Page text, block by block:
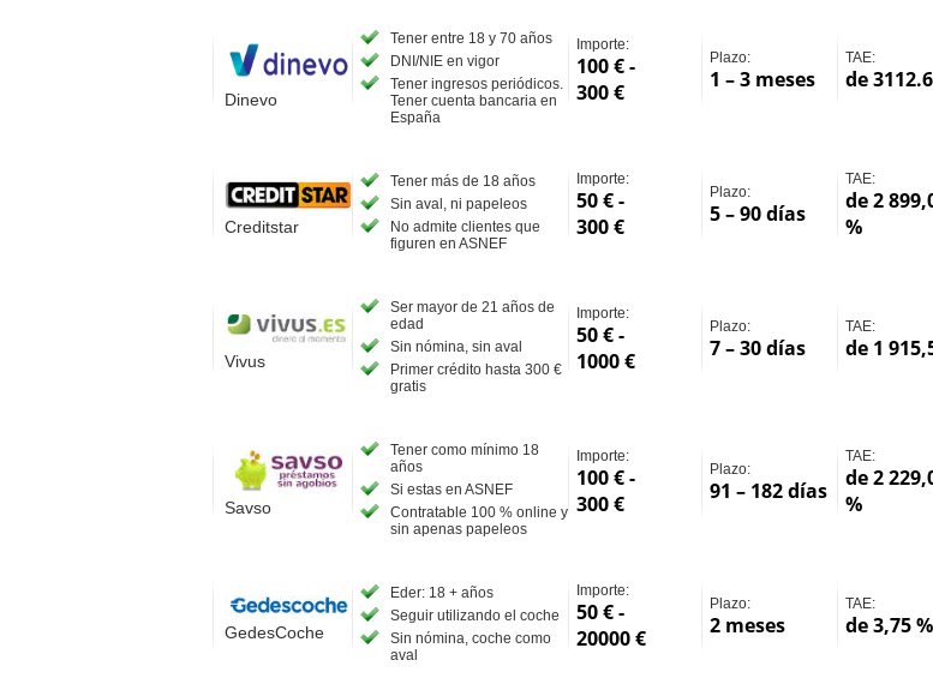
Dinevo
Tener entre 18 y 70 años
DNI/NIE en vigor
Tener ingresos periódicos.
Tener cuenta bancaria en
España
Importe:
100 € -
300 €
Plazo:
1 – 3 meses
TAE:
de
Creditstar
Tener más de 18 años
Sin aval, ni papeleos
No admite clientes que
figuren en ASNEF
Importe:
50 € -
300 €
Plazo:
5 – 90 días
TAE:
de 2
%
Vivus
Ser mayor de 21 años de
edad
Sin nómina, sin aval
Primer crédito hasta 300 €
gratis
Importe:
50 € -
1000 €
Plazo:
7 – 30 días
TAE:
de 1
Savso
Tener como mínimo 18
años
Si estas en ASNEF
Contratable 100 % online y
sin apenas papeleos
Importe:
100 € -
300 €
Plazo:
91 – 182 días
TAE:
de 2
%
GedesCoche
Eder: 18 + años
Seguir utilizando el coche
Sin nómina, coche como
aval
Importe:
50 € -
20000 €
Plazo:
2 meses
TAE:
de 3,75 %